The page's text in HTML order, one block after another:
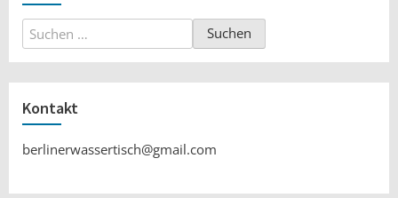
Suchen
nach:
Kontakt
berlinerwassertisch@gmail.com